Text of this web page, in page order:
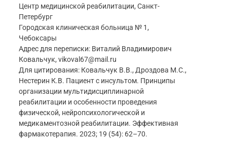
Центр медицинской реабилитации, Санкт-
Петербург
Городская клиническая больница № 1,
Чебоксары
Адрес для переписки: Виталий Владимирович
Ковальчук, vikoval67@mail.ru
Для цитирования: Ковальчук В.В., Дроздова М.С.,
Нестерин К.В. Пациент с инсультом. Принципы
организации мультидисциплинарной
реабилитации и особенности проведения
физической, нейропсихологической и
медикаментозной реабилитации. Эффективная
фармакотерапия. 2023; 19 (54): 62–70.